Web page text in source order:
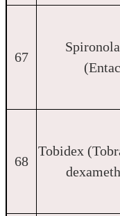
67
68
Tobidex